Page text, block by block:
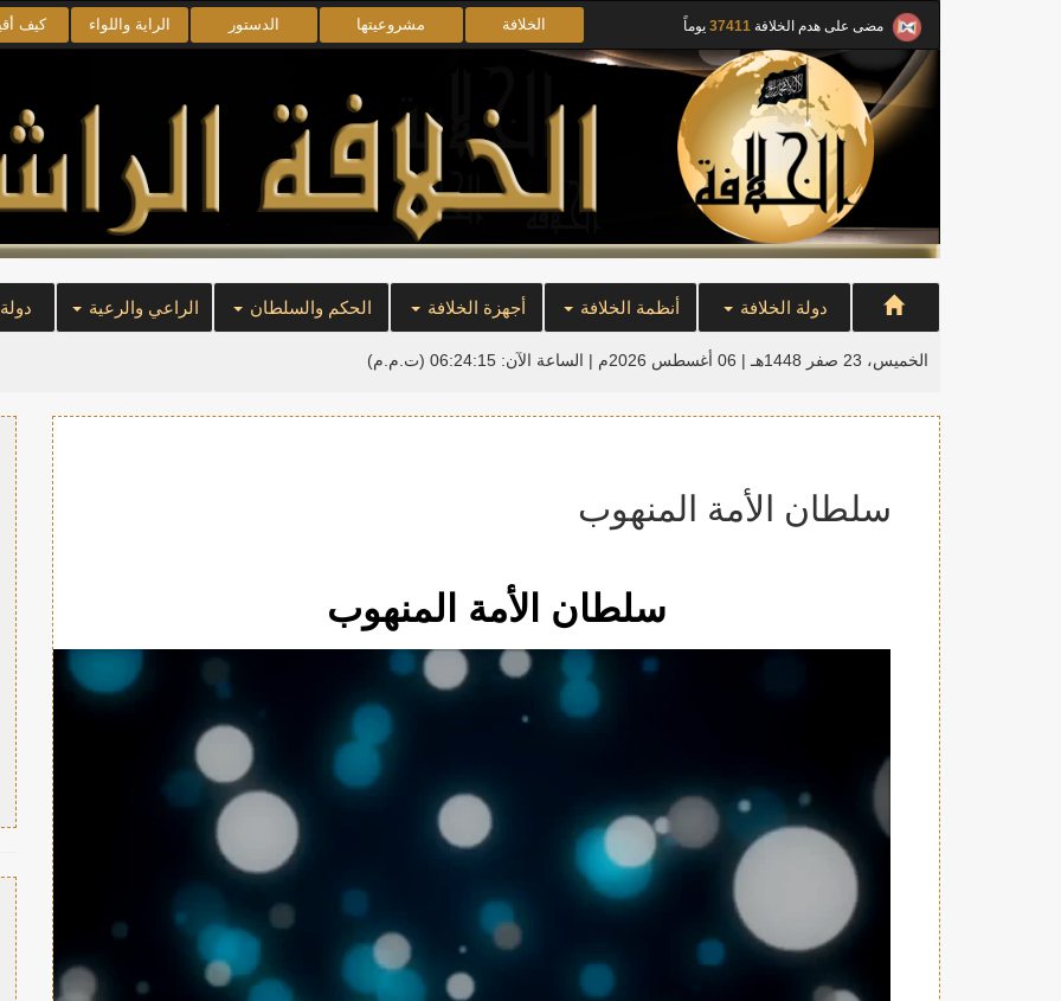
مضى على هدم الخلافة 37411 يوماً الخلافة مشروعيتها الدستور الراية واللواء كيف
دولة الخلافة أنظمة الخلافة أجهزة الخلافة الحكم والسلطان الراعي والرعية
الخميس، 23 صفر 1448هـ | 06 أغسطس 2026م | الساعة الآن: 06:24:15 (ت.م.م)
سلطان الأمة المنهوب
سلطان الأمة المنهوب